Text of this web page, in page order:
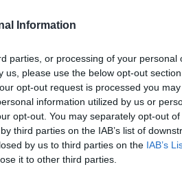
Information
parties, or processing of your personal
please use the below opt-out
opt-out request is processed you may
information utilized by us or
opt-out. You may separately opt-out of
third parties on the IAB’s list of
by us to third parties on the IAB’s
it to other third parties.
des millions
compagnies
de hausse de
à bénéficier du
».
de
des redevances.
et CEPA, qui